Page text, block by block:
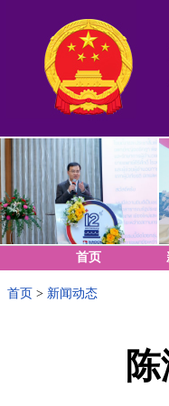
首页
首页 > 新闻动态